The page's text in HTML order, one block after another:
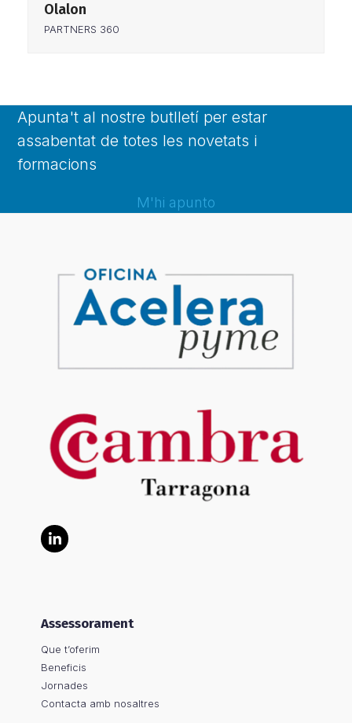
Olalon
PARTNERS 360
Apunta't al nostre butlletí per estar
assabentat de totes les novetats i
formacions
M'hi apunto
LinkedIn
Assessorament
Que t’oferim
Beneficis
Jornades
Contacta amb nosaltres